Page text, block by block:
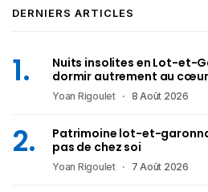
DERNIERS ARTICLES
Nuits insolites en Lot-et-
dormir autrement au
Yoan Rigoulet 8 Août 2026
Patrimoine lot-et-
pas de chez soi
Yoan Rigoulet 7 Août 2026